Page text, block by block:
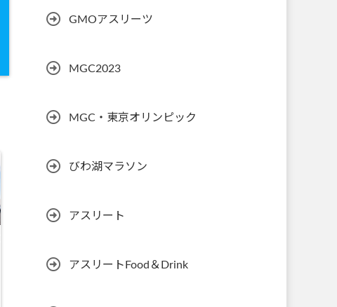
GMOアスリーツ
MGC2023
MGC・東京オリンピック
びわ湖マラソン
アスリート
アスリートFood＆Drink